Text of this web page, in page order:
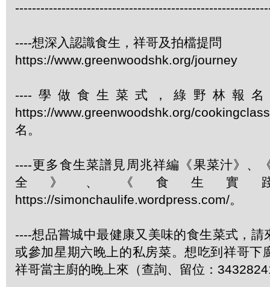
----想深入認識食生，祥哥及拍檔提問
https://www.greenwoodshk.org/journey
----學做食生菜式，綠野林報
https://www.greenwoodshk.org/
名。
----更多食生菜譜見周兆祥編《果菜汁》、
全》、《食生實
https://simonchaulife.wordpress.com/。
----想品嘗城中最健康又美味的食生菜式，請
或參加星期六晚上的私房菜。想吃到祥哥下
祥哥當主廚的晚上來（查詢、留位：